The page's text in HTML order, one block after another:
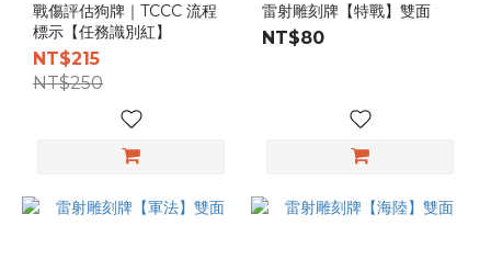
Brand
A-TWO
Tactical
戰傷評估狗牌｜TCCC 流程
標示【任務識別紅】
NT$215
NT$250
雷射雕刻牌【特戰】雙面
NT$80